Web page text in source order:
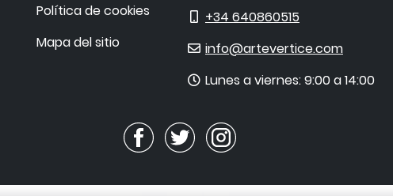
Política de cookies
Mapa del sitio
Móvil
+34 640860515
E-
info@artevertice.com
Horario
Lunes a viernes: 9:00 a 14:00